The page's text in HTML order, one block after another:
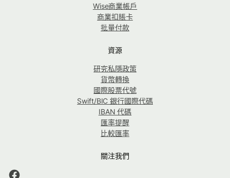
Wise商業帳戶
商業扣賬卡
批量付款
資源
研究私隱政策
貨幣轉換
國際股票代號
Swift/BIC 銀行國際代碼
IBAN 代碼
匯率提醒
比較匯率
關注我們